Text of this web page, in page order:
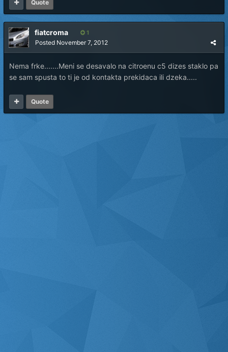
Quote
fiatcroma 1
Posted November 7, 2012
Nema frke.......Meni se desavalo na citroenu c5 dizes staklo pa
se sam spusta to ti je od kontakta prekidaca ili dzeka.....
Quote